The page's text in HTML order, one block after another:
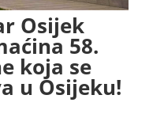
Osijek
58.
koja se
u Osijeku!